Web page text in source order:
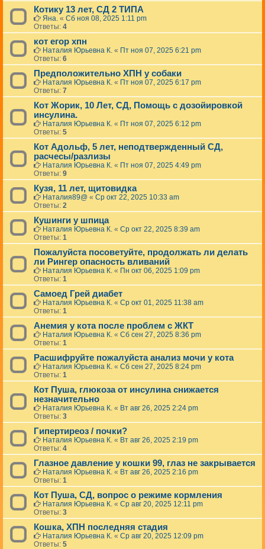
Котику 13 лет, СД 2 ТИПА
Яна. « Сб ноя 08, 2025 1:11 pm
Ответы: 4
кот егор хпн
Наталия Юрьевна К. « Пт ноя 07, 2025 6:21 pm
Ответы: 6
Предположительно ХПН у собаки
Наталия Юрьевна К. « Пт ноя 07, 2025 6:17 pm
Ответы: 7
Кот Жорик, 10 Лет, СД, Помощь с дозойировкой
инсулина.
Наталия Юрьевна К. « Пт ноя 07, 2025 6:12 pm
Ответы: 5
Кот Адольф, 5 лет, неподтвержденный СД,
расчесы/разлизы
Наталия Юрьевна К. « Пт ноя 07, 2025 4:49 pm
Ответы: 9
Кузя, 11 лет, щитовидка
Наталия89@ « Ср окт 22, 2025 10:33 am
Ответы: 2
Кушинги у шпица
Наталия Юрьевна К. « Ср окт 22, 2025 8:39 am
Ответы: 1
Пожалуйста посоветуйте, продолжать ли делать
ли Рингер опасность вливаний
Наталия Юрьевна К. « Пн окт 06, 2025 1:09 pm
Ответы: 1
Самоед Грей диабет
Наталия Юрьевна К. « Ср окт 01, 2025 11:38 am
Ответы: 1
Анемия у кота после проблем с ЖКТ
Наталия Юрьевна К. « Сб сен 27, 2025 8:36 pm
Ответы: 1
Расшифруйте пожалуйста анализ мочи у кота
Наталия Юрьевна К. « Сб сен 27, 2025 8:24 pm
Ответы: 1
Кот Пуша, глюкоза от инсулина снижается
незначительно
Наталия Юрьевна К. « Вт авг 26, 2025 2:24 pm
Ответы: 3
Гипертиреоз / почки?
Наталия Юрьевна К. « Вт авг 26, 2025 2:19 pm
Ответы: 4
Глазное давление у кошки 99, глаз не закрывается
Наталия Юрьевна К. « Вт авг 26, 2025 2:16 pm
Ответы: 1
Кот Пуша, СД, вопрос о режиме кормления
Наталия Юрьевна К. « Ср авг 20, 2025 12:11 pm
Ответы: 3
Кошка, ХПН последняя стадия
Наталия Юрьевна К. « Ср авг 20, 2025 12:09 pm
Ответы: 5